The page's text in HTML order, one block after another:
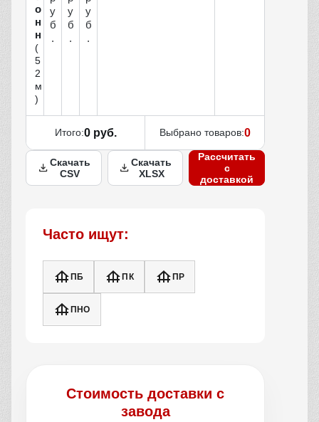
о
н
н
(
5
2
м
)
у
б
.
у
б
.
у
б
.
Итого:0 руб. Выбрано товаров:0
Скачать
CSV
Скачать
XLSX
Рассчитать
с
доставкой
Часто ищут:
ПБ ПК ПР
ПНО
Стоимость доставки с
завода